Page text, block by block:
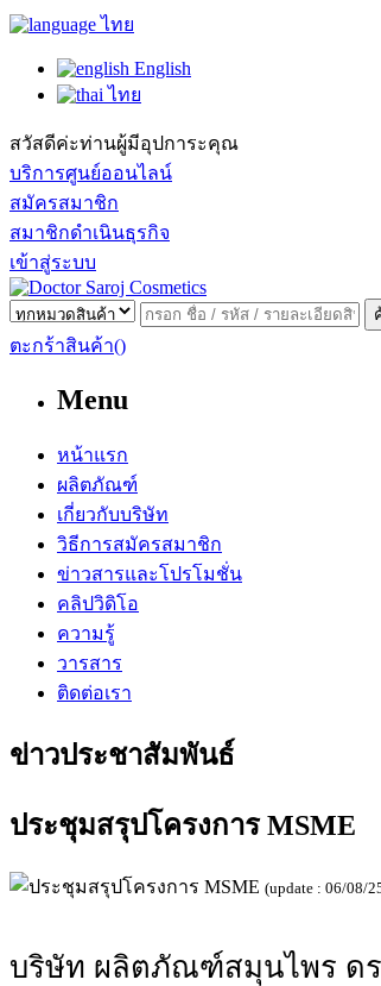
ไทย
English
ไทย
สวัสดีค่ะท่านผู้มีอุปการะคุณ
บริการศูนย์ออนไลน์
สมัครสมาชิก
สมาชิกดำเนินธุรกิจ
เข้าสู่ระบบ
ตะกร้าสินค้า()
Menu
หน้าแรก
ผลิตภัณฑ์
เกี่ยวกับบริษัท
วิธีการสมัครสมาชิก
ข่าวสารและโปรโมชั่น
คลิปวิดิโอ
ความรู้
วารสาร
ติดต่อเรา
ข่าวประชาสัมพันธ์
ประชุมสรุปโครงการ MSME
(update : 06/08/
บริษัท ผลิตภัณฑ์สมุนไพร ด